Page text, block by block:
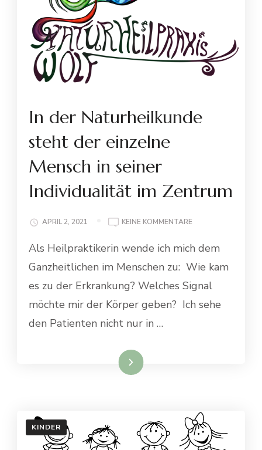
In der Naturheilkunde
steht der einzelne
Mensch in seiner
Individualität im Zentrum
APRIL 2, 2021 KEINE KOMMENTAREZU
DER
STEHT
DER
MENSCH
Als Heilpraktikerin wende ich mich dem
Ganzheitlichen im Menschen zu: Wie kam
es zu der Erkrankung? Welches Signal
möchte mir der Körper geben? Ich sehe
den Patienten nicht nur in …
Weiterlesen
KINDER